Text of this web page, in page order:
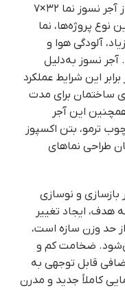
فروشگاه‌ها، رستوران‌ها و کافه‌ها نیز از آجر نسوز نما ۳۲×۷
نوع پروژه‌ها، نما
آلودگی هوا و
نسوز به‌دلیل
این شرایط عملکرد
ساختمان برای مدت
این آجر
ترمو، بتن اکسپوز
طراحی نماهای
مهم دیگر آجر نسوز نما ۳۲×۷ در بازسازی و نوسازی
هدف، ایجاد تغییر
حد وزن سازه است،
ضخامت کم و
قابل توجهی به
کاملاً جدید و مدرن